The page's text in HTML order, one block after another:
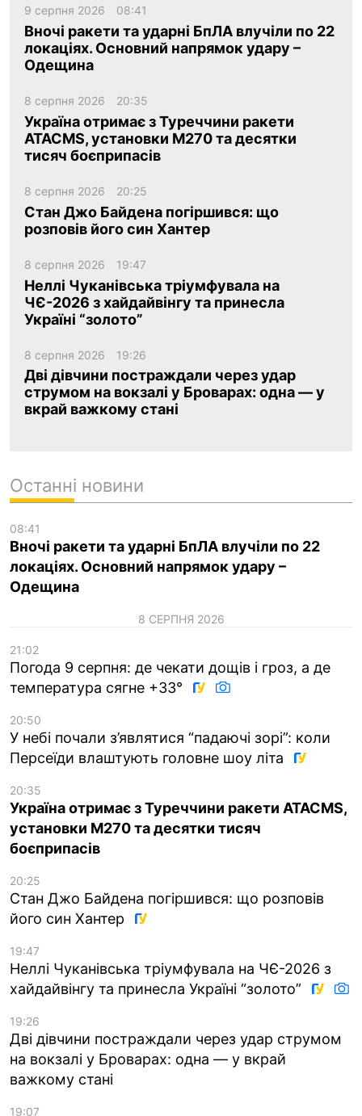
9 серпня 2026 08:41
Вночі ракети та ударні БпЛА влучіли по 22
локаціях. Основний напрямок удару –
Одещина
8 серпня 2026 20:35
Україна отримає з Туреччини ракети
ATACMS, установки M270 та десятки
тисяч боєприпасів
8 серпня 2026 20:25
Стан Джо Байдена погіршився: що
розповів його син Хантер
8 серпня 2026 19:47
Неллі Чуканівська тріумфувала на
ЧЄ-2026 з хайдайвінгу та принесла
Україні “золото”
8 серпня 2026 19:26
Дві дівчини постраждали через удар
струмом на вокзалі у Броварах: одна — у
вкрай важкому стані
Останні новини
08:41
Вночі ракети та ударні БпЛА влучіли по 22
локаціях. Основний напрямок удару –
Одещина
8 СЕРПНЯ 2026
21:02
Погода 9 серпня: де чекати дощів і гроз, а де
температура сягне +33°
20:50
У небі почали з’являтися “падаючі зорі”: коли
Персеїди влаштують головне шоу літа
20:35
Україна отримає з Туреччини ракети ATACMS,
установки M270 та десятки тисяч
боєприпасів
20:25
Стан Джо Байдена погіршився: що розповів
його син Хантер
19:47
Неллі Чуканівська тріумфувала на ЧЄ-2026 з
хайдайвінгу та принесла Україні “золото”
19:26
Дві дівчини постраждали через удар струмом
на вокзалі у Броварах: одна — у вкрай
важкому стані
19:07